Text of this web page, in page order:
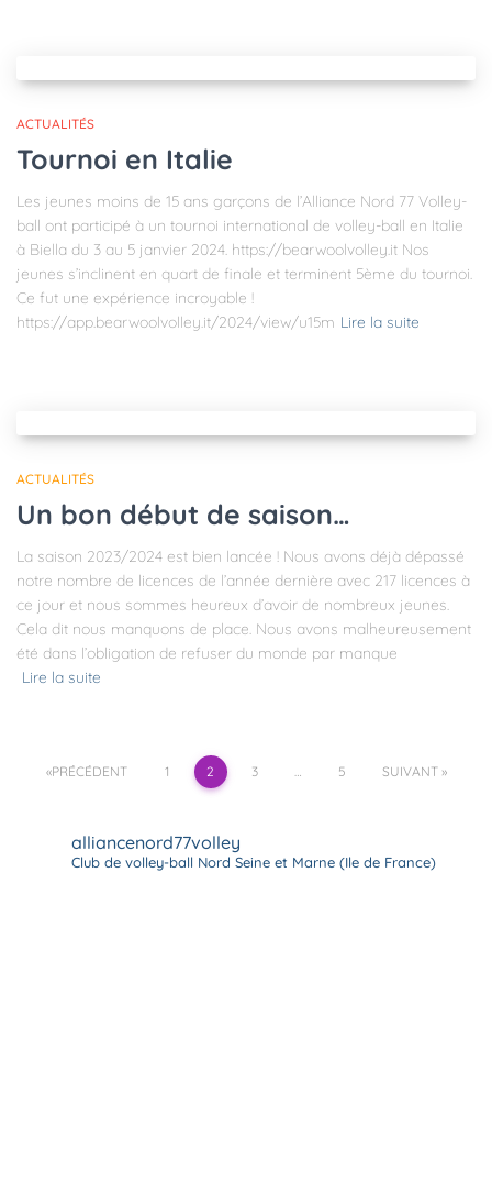
ACTUALITÉS
Tournoi en Italie
Les jeunes moins de 15 ans garçons de l’Alliance Nord 77 Volley-
ball ont participé à un tournoi international de volley-ball en Italie
à Biella du 3 au 5 janvier 2024. https://bearwoolvolley.it Nos
jeunes s’inclinent en quart de finale et terminent 5ème du tournoi.
Ce fut une expérience incroyable !
https://app.bearwoolvolley.it/2024/view/u15m Lire la suite
ACTUALITÉS
Un bon début de saison…
La saison 2023/2024 est bien lancée ! Nous avons déjà dépassé
notre nombre de licences de l’année dernière avec 217 licences à
ce jour et nous sommes heureux d’avoir de nombreux jeunes.
Cela dit nous manquons de place. Nous avons malheureusement
été dans l’obligation de refuser du monde par manque
Lire la suite
Pagination
publications
PRÉCÉDENT 1 2 3 … 5 SUIVANT
alliancenord77volley
Club de volley-ball Nord Seine et Marne (Ile de France)